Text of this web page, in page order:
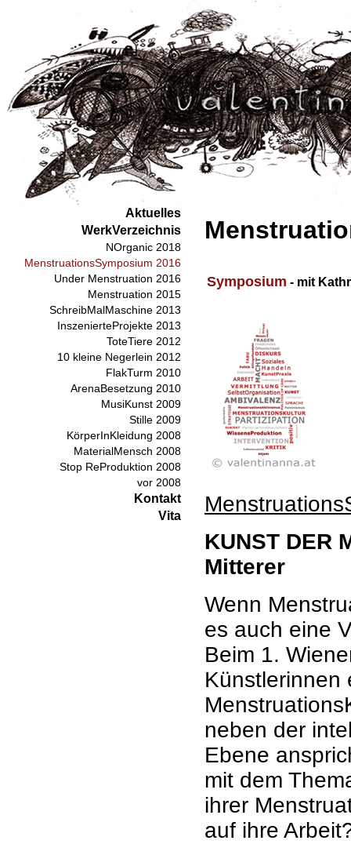
Aktuelles
WerkVerzeichnis
NOrganic 2018
MenstruationsSymposium 2016
Under Menstruation 2016
Menstruation 2015
SchreibMalMaschine 2013
InszenierteProjekte 2013
ToteTiere 2012
10 kleine Negerlein 2012
FlakTurm 2010
ArenaBesetzung 2010
MusiKunst 2009
Stille 2009
KörperInKleidung 2008
MaterialMensch 2008
Stop ReProduktion 2008
vor 2008
Kontakt
Vita
Symposium - mit
KUNST DER
Mitterer
Wenn
es auch eine
Beim 1.
Künstlerinnen
neben der
Ebene
mit dem
ihrer
auf ihre